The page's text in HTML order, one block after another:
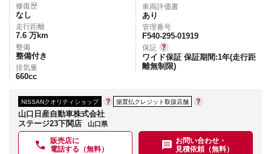
修復歴
なし
走行距離
7.6 万km
整備
整備付き
排気量
660cc
車両評価書
あり
管理番号
F540-295-01919
保証
ワイド保証 保証期間:1年(走行距
離無制限)
NISSANクオリティショップ 据置払クレジット取扱店舗
山口日産自動車株式会社
ステージ23下関店
山口県
販売店に
電話する（無料）
お問い合わせ・
見積依頼（無料）